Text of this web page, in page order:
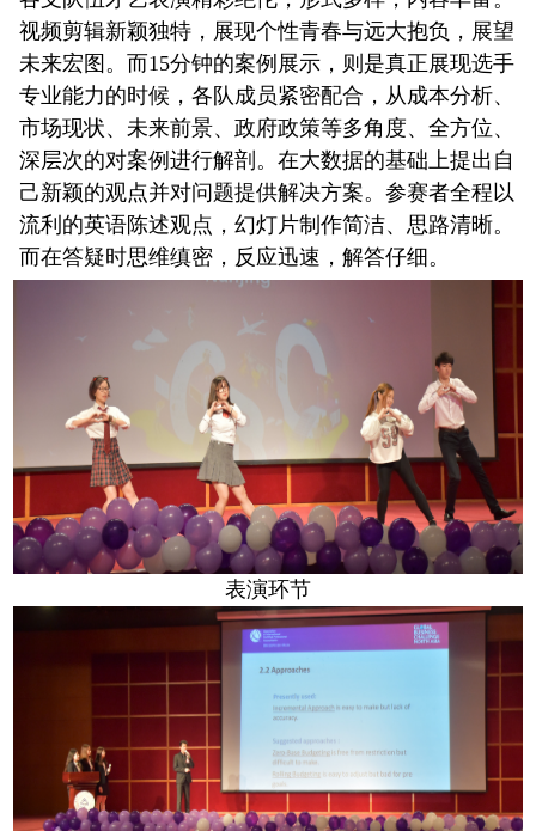
视频剪辑新颖独特，展现个性青春与远大抱负，展望
未来宏图。而15分钟的案例展示，则是真正展现选手
专业能力的时候，各队成员紧密配合，从成本分析、
市场现状、未来前景、政府政策等多角度、全方位、
深层次的对案例进行解剖。在大数据的基础上提出自
己新颖的观点并对问题提供解决方案。参赛者全程以
流利的英语陈述观点，幻灯片制作简洁、思路清晰。
而在答疑时思维缜密，反应迅速，解答仔细。
表演环节